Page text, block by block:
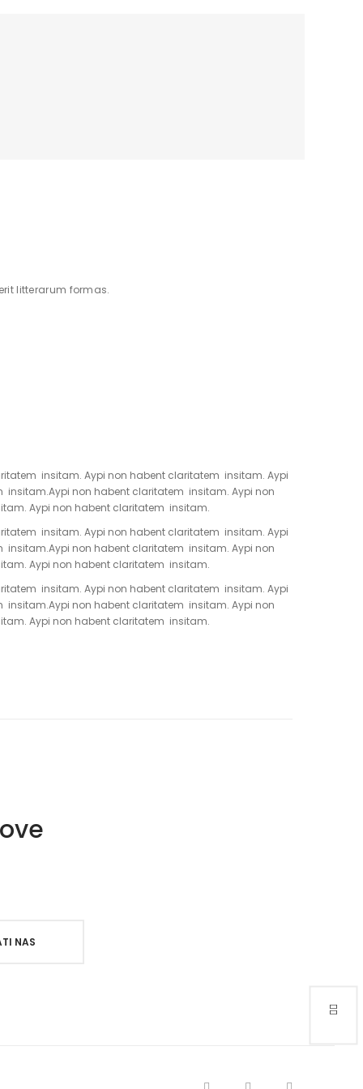
litterarum formas.
insitam. Aypi non habent claritatem insitam. Aypi
non habent claritatem insitam. Aypi non
Aypi non habent claritatem insitam.
insitam. Aypi non habent claritatem insitam. Aypi
non habent claritatem insitam. Aypi non
Aypi non habent claritatem insitam.
insitam. Aypi non habent claritatem insitam. Aypi
non habent claritatem insitam. Aypi non
Aypi non habent claritatem insitam.
NAS